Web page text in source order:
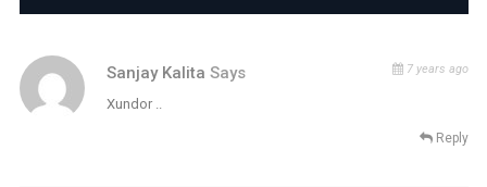
Sanjay Kalita Says 7 years ago
Xundor ..
Reply